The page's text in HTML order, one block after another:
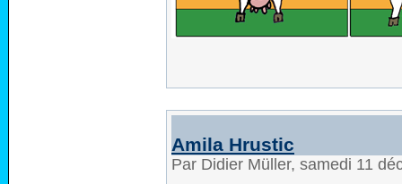
Amila Hrustic
Par Didier Müller, samedi 11